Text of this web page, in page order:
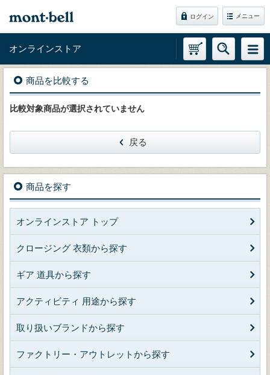
ログイン メニュー
オンラインストア
商品を比較する
比較対象商品が選択されていません
戻る
商品を探す
オンラインストア トップ
クロージング 衣類から探す
ギア 道具から探す
アクティビティ 用途から探す
取り扱いブランドから探す
ファクトリー・アウトレットから探す